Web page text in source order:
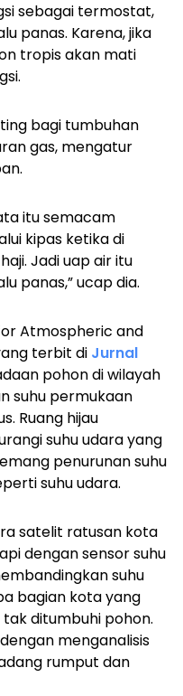
sebagai termostat,
panas. Karena, jika
tropis akan mati
bagi tumbuhan
gas, mengatur
itu semacam
kipas ketika di
Jadi uap air itu
panas,” ucap dia.
Atmospheric and
terbit di Jurnal
pohon di wilayah
suhu permukaan
Ruang hijau
suhu udara yang
penurunan suhu
suhu udara.
satelit ratusan kota
dengan sensor suhu
suhu
bagian kota yang
ditumbuhi pohon.
menganalisis
rumput dan